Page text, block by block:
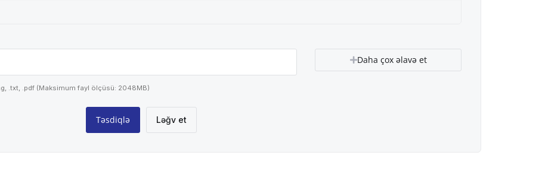
Daha çox əlavə et
.txt, .pdf (Maksimum fayl ölçüsü: 2048MB)
Ləğv et